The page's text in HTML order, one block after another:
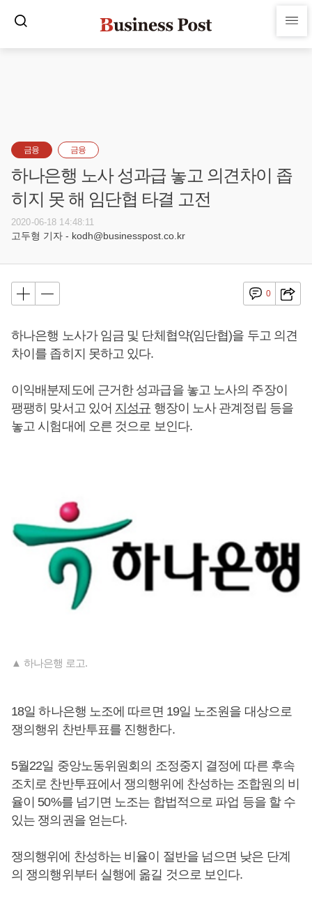
금융 금융
하나은행 노사 성과급 놓고 의견차이 좁
히지 못 해 임단협 타결 고전
2020-06-18 14:48:11
고두형 기자 - kodh@businesspost.co.kr
0
하나은행 노사가 임금 및 단체협약(임단협)을 두고 의견
차이를 좁히지 못하고 있다.
이익배분제도에 근거한 성과급을 놓고 노사의 주장이
팽팽히 맞서고 있어 지성규 행장이 노사 관계정립 등을
놓고 시험대에 오른 것으로 보인다.
▲ 하나은행 로고.
18일 하나은행 노조에 따르면 19일 노조원을 대상으로
쟁의행위 찬반투표를 진행한다.
5월22일 중앙노동위원회의 조정중지 결정에 따른 후속
조치로 찬반투표에서 쟁의행위에 찬성하는 조합원의 비
율이 50%를 넘기면 노조는 합법적으로 파업 등을 할 수
있는 쟁의권을 얻는다.
쟁의행위에 찬성하는 비율이 절반을 넘으면 낮은 단계
의 쟁의행위부터 실행에 옮길 것으로 보인다.